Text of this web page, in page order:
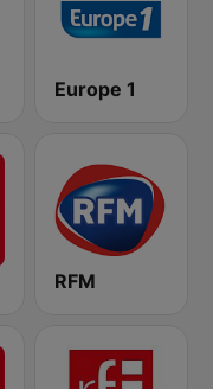
Europe 1
RFM